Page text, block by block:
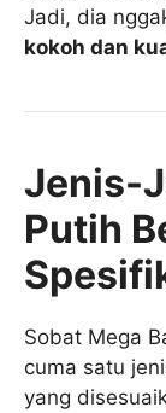
Jadi, dia
kokoh dan
Jenis-
Putih
Sobat Mega
cuma satu
yang